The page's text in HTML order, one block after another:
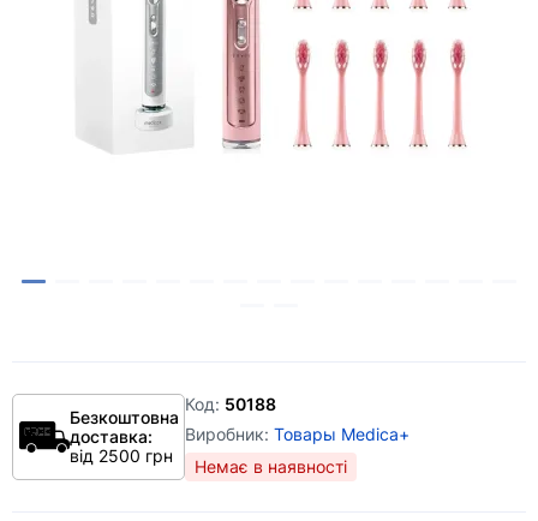
Безкоштовна
доставка:
від 2500 грн
Код: 50188
Виробник: Товары Medica+
Немає в наявності